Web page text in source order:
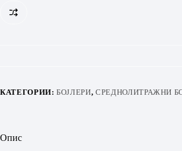
КАТЕГОРИИ:БОЈЛЕРИ,СРЕДНОЛИТРАЖНИ
Опис